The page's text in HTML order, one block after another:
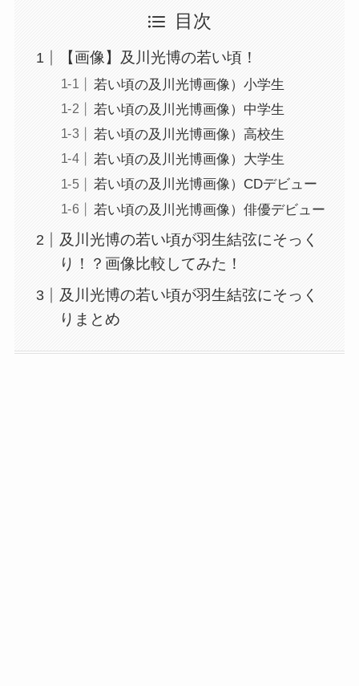
目次
【画像】及川光博の若い頃！
若い頃の及川光博画像）小学生
若い頃の及川光博画像）中学生
若い頃の及川光博画像）高校生
若い頃の及川光博画像）大学生
若い頃の及川光博画像）CDデビュー
若い頃の及川光博画像）俳優デビュー
及川光博の若い頃が羽生結弦にそっく
り！？画像比較してみた！
及川光博の若い頃が羽生結弦にそっく
りまとめ